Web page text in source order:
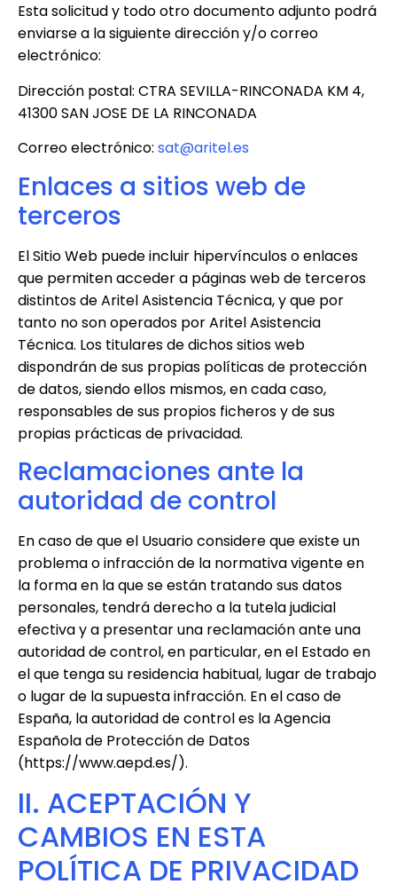
Esta solicitud y todo otro documento adjunto podrá
enviarse a la siguiente dirección y/o correo
electrónico:
Dirección postal: CTRA SEVILLA-RINCONADA KM 4,
41300 SAN JOSE DE LA RINCONADA
Correo electrónico: sat@aritel.es
Enlaces a sitios web de
terceros
El Sitio Web puede incluir hipervínculos o enlaces
que permiten acceder a páginas web de terceros
distintos deAritel Asistencia Técnica, y que por
tanto no son operados porAritel Asistencia
Técnica. Los titulares de dichos sitios web
dispondrán de sus propias políticas de protección
de datos, siendo ellos mismos, en cada caso,
responsables de sus propios ficheros y de sus
propias prácticas de privacidad.
Reclamaciones ante la
autoridad de control
En caso de que el Usuario considere que existe un
problema o infracción de la normativa vigente en
la forma en la que se están tratando sus datos
personales, tendrá derecho a la tutela judicial
efectiva y a presentar una reclamación ante una
autoridad de control, en particular, en el Estado en
el que tenga su residencia habitual, lugar de trabajo
o lugar de la supuesta infracción. En el caso de
España, la autoridad de control es la Agencia
Española de Protección de Datos
(https://www.aepd.es/).
II. ACEPTACIÓN Y
CAMBIOS EN ESTA
POLÍTICA DE PRIVACIDAD